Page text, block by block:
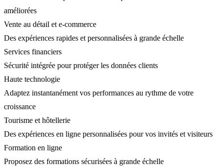
améliorées
Vente au détail et e-commerce
Des expériences rapides et personnalisées à grande échelle
Services financiers
Sécurité intégrée pour protéger les données clients
Haute technologie
Adaptez instantanément vos performances au rythme de votre
croissance
Tourisme et hôtellerie
Des expériences en ligne personnalisées pour vos invités et visiteurs
Formation en ligne
Proposez des formations sécurisées à grande échelle